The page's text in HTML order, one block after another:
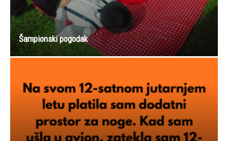
Šampionski pogodak